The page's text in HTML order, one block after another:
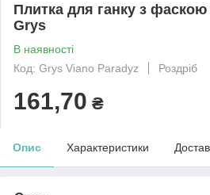
Плитка для ганку з
Grys
В наявності
Код: Grys Viano Paradyz
Роздріб
161,70 ₴
Опис Характеристики